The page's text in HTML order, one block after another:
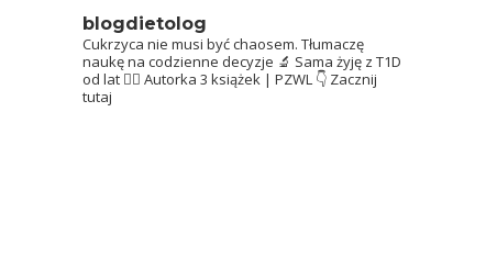
blogdietolog
Cukrzyca nie musi być chaosem. Tłumaczę
naukę na codzienne decyzje 🔬 Sama żyję z T1D
od lat 👩‍⚕️ Autorka 3 książek | PZWL 👇 Zacznij
tutaj